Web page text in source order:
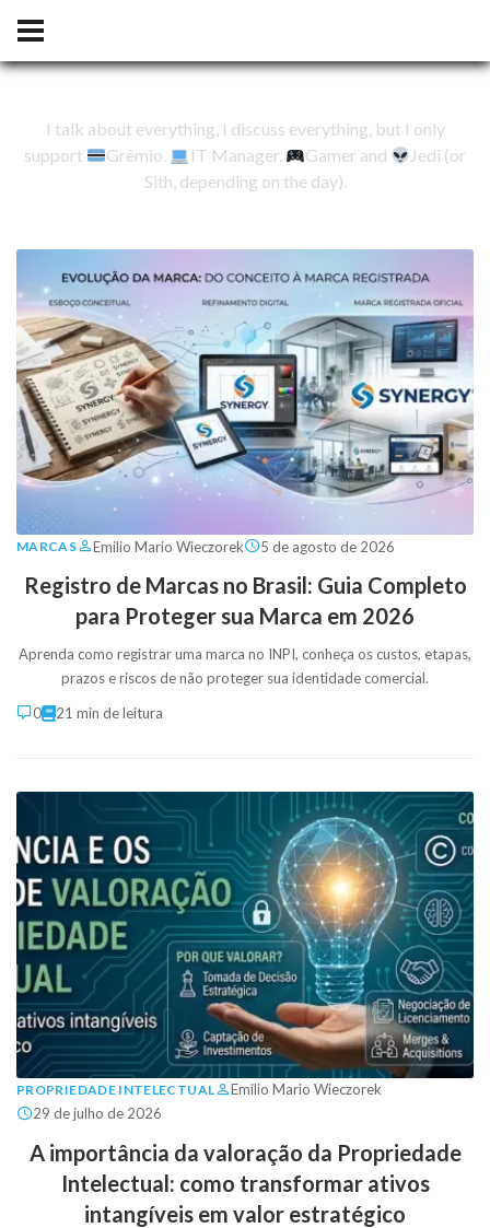
I talk about everything, I discuss everything, but I only
support
Grêmio. IT Manager, Gamer and
Jedi (or
Sith, depending on the day).
MARCAS Emilio Mario Wieczorek 5 de agosto de 2026
Registro de Marcas no Brasil: Guia Completo
para Proteger sua Marca em 2026
Aprenda como registrar uma marca no INPI, conheça os custos, etapas,
prazos e riscos de não proteger sua identidade comercial.
0
21 min de leitura
PROPRIEDADE INTELECTUAL
Emilio Mario Wieczorek
29 de julho de 2026
A importância da valoração da Propriedade
Intelectual: como transformar ativos
intangíveis em valor estratégico